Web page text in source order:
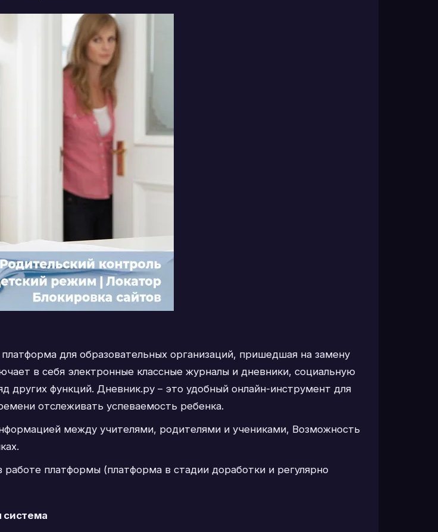
для образовательных организаций, пришедшая на замену
в себя электронные классные журналы и дневники, социальную
других функций. Дневник.ру – это удобный онлайн-инструмент для
отслеживать успеваемость ребенка.
между учителями, родителями и учениками, Возможность
платформы (платформа в стадии доработки и регулярно
система